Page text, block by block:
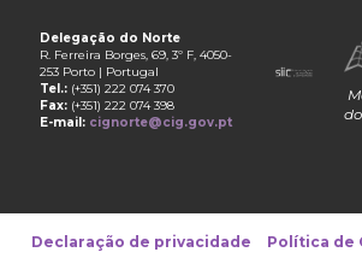
Delegação do Norte
R. Ferreira Borges, 69, 3º F, 4050-
253 Porto | Portugal
Tel.: (+351) 222 074 370
Fax: (+351) 222 074 398
E-mail: cignorte@cig.gov.pt
Declaração de privacidade
Política de